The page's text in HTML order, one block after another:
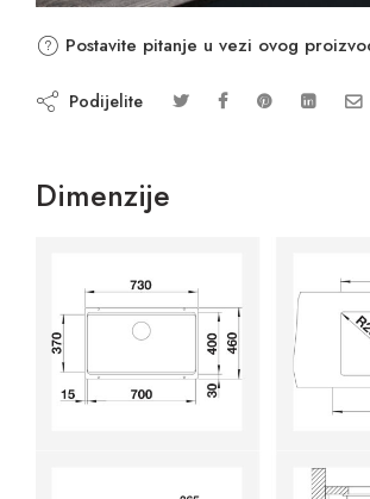
Postavite pitanje u vezi ovog
Podijelite
Dimenzije